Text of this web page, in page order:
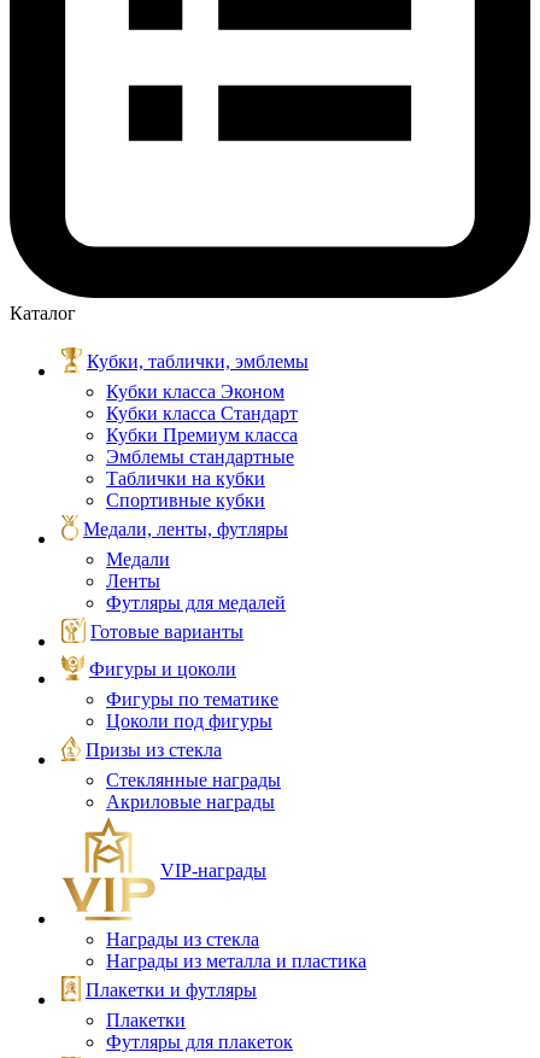
Каталог
Кубки, таблички, эмблемы
Кубки класса Эконом
Кубки класса Стандарт
Кубки Премиум класса
Эмблемы стандартные
Таблички на кубки
Спортивные кубки
Медали, ленты, футляры
Медали
Ленты
Футляры для медалей
Готовые варианты
Фигуры и цоколи
Фигуры по тематике
Цоколи под фигуры
Призы из стекла
Стеклянные награды
Акриловые награды
VIP‑награды
Награды из стекла
Награды из металла и пластика
Плакетки и футляры
Плакетки
Футляры для плакеток